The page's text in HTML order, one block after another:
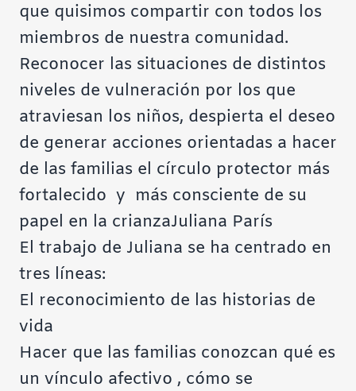
que quisimos compartir con todos los
miembros de nuestra comunidad.
Reconocer las situaciones de distintos
niveles de vulneración por los que
atraviesan los niños, despierta el deseo
de generar acciones orientadas a hacer
de las familias el círculo protector más
fortalecido y más consciente de su
papel en la crianzaJuliana París
El trabajo de Juliana se ha centrado en
tres líneas:
El reconocimiento de las historias de
vida
Hacer que las familias conozcan qué es
un vínculo afectivo , cómo se